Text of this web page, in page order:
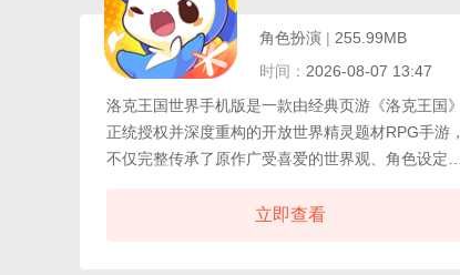
章。
角色扮演 | 255.99MB
时间： 2026-08-07 13:47
洛克王国世界手机版是一款由经典页游《洛克王国》
正统授权并深度重构的开放世界精灵题材RPG手游，
不仅完整传承了原作广受喜爱的世界观、角色设定与
阔、生动且富有沉浸感的魔法精灵大世界。游戏以精
立即查看